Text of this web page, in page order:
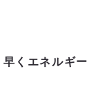
くエネルギー